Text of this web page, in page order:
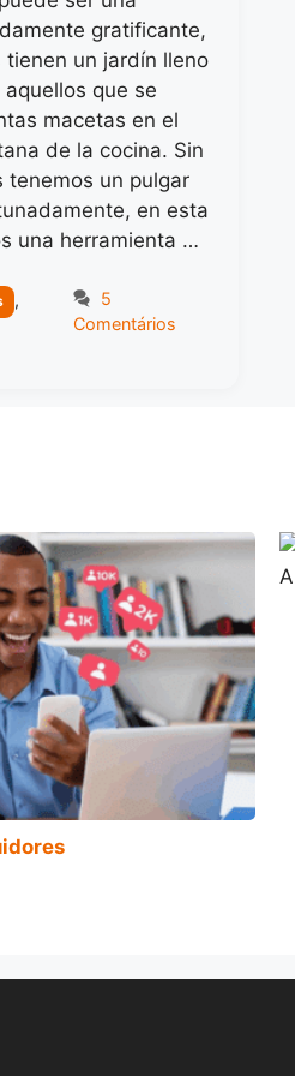
gratificante,
un jardín lleno
que se
macetas en el
de la cocina. Sin
tenemos un pulgar
en esta
una herramienta …
,
5
Comentários